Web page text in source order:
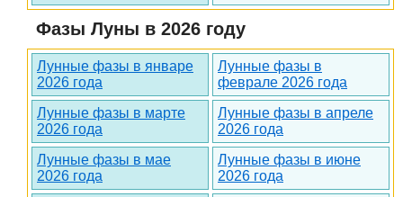
Фазы Луны в 2026 году
Лунные фазы в январе
2026 года
Лунные фазы в
феврале 2026 года
Лунные фазы в марте
2026 года
Лунные фазы в апреле
2026 года
Лунные фазы в мае
2026 года
Лунные фазы в июне
2026 года